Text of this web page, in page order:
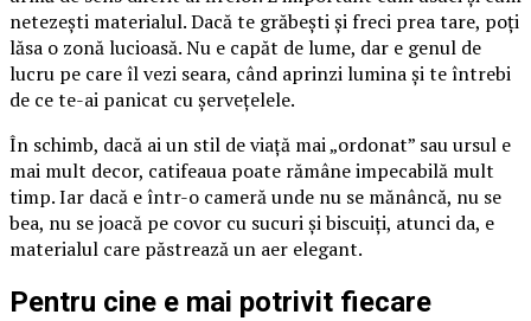
netezești materialul. Dacă te grăbești și freci prea tare, poți
lăsa o zonă lucioasă. Nu e capăt de lume, dar e genul de
lucru pe care îl vezi seara, când aprinzi lumina și te întrebi
de ce te-ai panicat cu șervețelele.
În schimb, dacă ai un stil de viață mai „ordonat” sau ursul e
mai mult decor, catifeaua poate rămâne impecabilă mult
timp. Iar dacă e într-o cameră unde nu se mănâncă, nu se
bea, nu se joacă pe covor cu sucuri și biscuiți, atunci da, e
materialul care păstrează un aer elegant.
Pentru cine e mai potrivit fiecare